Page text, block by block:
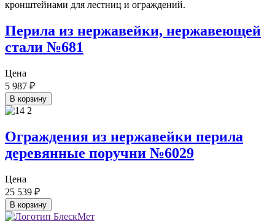
Перила из нержавейки, нержавеющей
стали №681
Цена
5 987 ₽
В корзину
Ограждения из нержавейки перила
деревянные поручни №6029
Цена
25 539 ₽
В корзину